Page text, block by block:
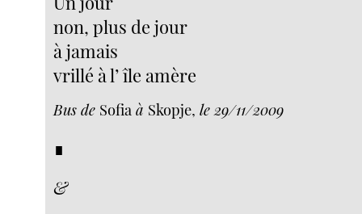
non, plus de jour
à jamais
vrillé à l’ île amère
Bus de Sofiaà Skopje, le 29/11/2009
∎
&